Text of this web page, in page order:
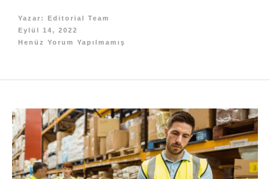
Yazar:
Editorial Team
Eylül 14, 2022
Henüz Yorum Yapılmamış